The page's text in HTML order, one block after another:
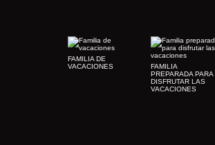
FAMILIA
PREPARADA PARA
DISFRUTAR LAS
VACACIONES
FAMILIA DE
VACACIONES